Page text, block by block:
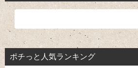
ポチっと人気ランキング